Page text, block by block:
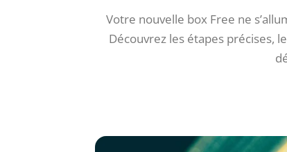
Votre nouvelle box Free ne
Découvrez les étapes précises,